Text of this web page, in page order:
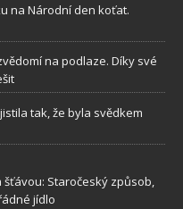
na Národní den koťat.
na podlaze. Díky své
tak, že byla svědkem
Staročeský způsob,
jídlo